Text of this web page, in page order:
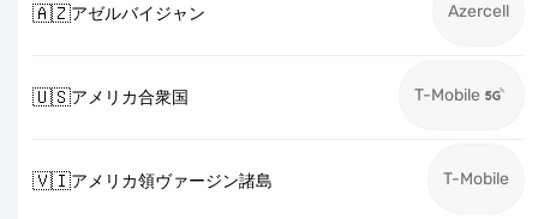
🇦🇿アゼルバイジャン Azercell
🇺🇸アメリカ合衆国 T-Mobile
🇻🇮アメリカ領ヴァージン諸島 T-Mobile